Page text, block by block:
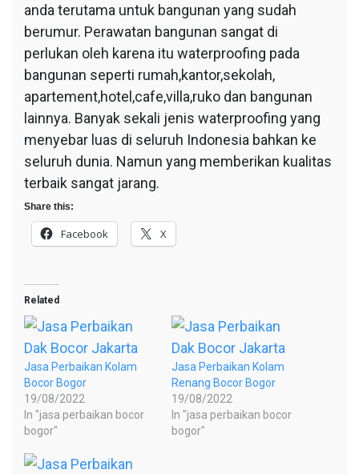
anda terutama untuk bangunan yang sudah
berumur. Perawatan bangunan sangat di
perlukan oleh karena itu waterproofing pada
bangunan seperti rumah,kantor,sekolah,
apartement,hotel,cafe,villa,ruko dan bangunan
lainnya. Banyak sekali jenis waterproofing yang
menyebar luas di seluruh Indonesia bahkan ke
seluruh dunia. Namun yang memberikan kualitas
terbaik sangat jarang.
Share this:
Facebook X
Related
Jasa Perbaikan Kolam
Bocor Bogor
19/08/2022
In "jasa perbaikan bocor
bogor"
Jasa Perbaikan Kolam
Renang Bocor Bogor
19/08/2022
In "jasa perbaikan bocor
bogor"